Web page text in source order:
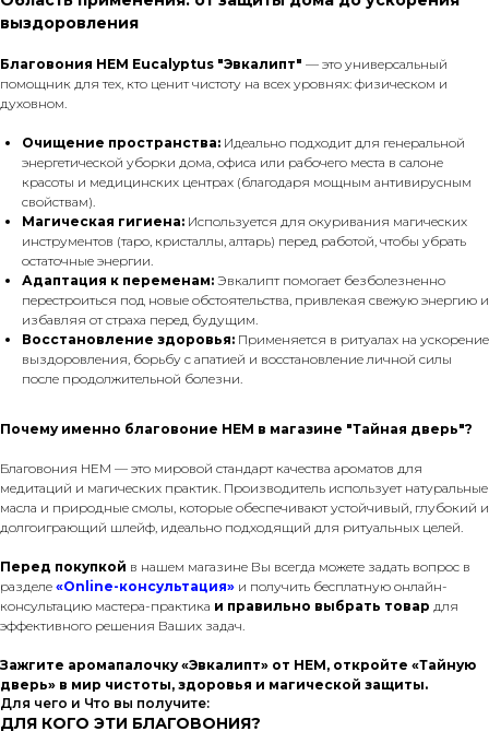
выздоровления
Благовония HEM Eucalyptus "Эвкалипт" — это универсальный
помощник для тех, кто ценит чистоту на всех уровнях: физическом и
духовном.
Очищение пространства: Идеально подходит для генеральной
энергетической уборки дома, офиса или рабочего места в салоне
красоты и медицинских центрах (благодаря мощным антивирусным
свойствам).
Магическая гигиена: Используется для окуривания магических
инструментов (таро, кристаллы, алтарь) перед работой, чтобы убрать
остаточные энергии.
Адаптация к переменам: Эвкалипт помогает безболезненно
перестроиться под новые обстоятельства, привлекая свежую энергию и
избавляя от страха перед будущим.
Восстановление здоровья: Применяется в ритуалах на ускорение
выздоровления, борьбу с апатией и восстановление личной силы
после продолжительной болезни.
Почему именно благовоние HEM в магазине "Тайная дверь"?
Благовония HEM — это мировой стандарт качества ароматов для
медитаций и магических практик. Производитель использует натуральные
масла и природные смолы, которые обеспечивают устойчивый, глубокий и
долгоиграющий шлейф, идеально подходящий для ритуальных целей.
Перед покупкой в нашем магазине Вы всегда можете задать вопрос в
разделе «Online-консультация» и получить бесплатную онлайн-
консультацию мастера-практика и правильно выбрать товар для
эффективного решения Ваших задач.
Зажгите аромапалочку «Эвкалипт» от HEM, откройте «Тайную
дверь» в мир чистоты, здоровья и магической защиты.
Для чего и Что вы получите:
ДЛЯ КОГО ЭТИ БЛАГОВОНИЯ?